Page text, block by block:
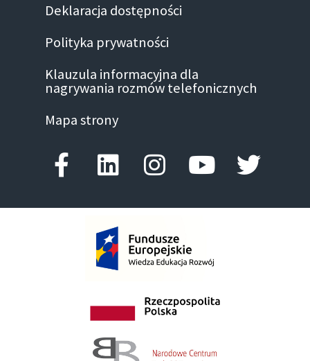
Deklaracja dostępności
Polityka prywatności
Klauzula informacyjna dla
nagrywania rozmów telefonicznych
Mapa strony
Facebook-f
LinkedinInstagram
Youtube